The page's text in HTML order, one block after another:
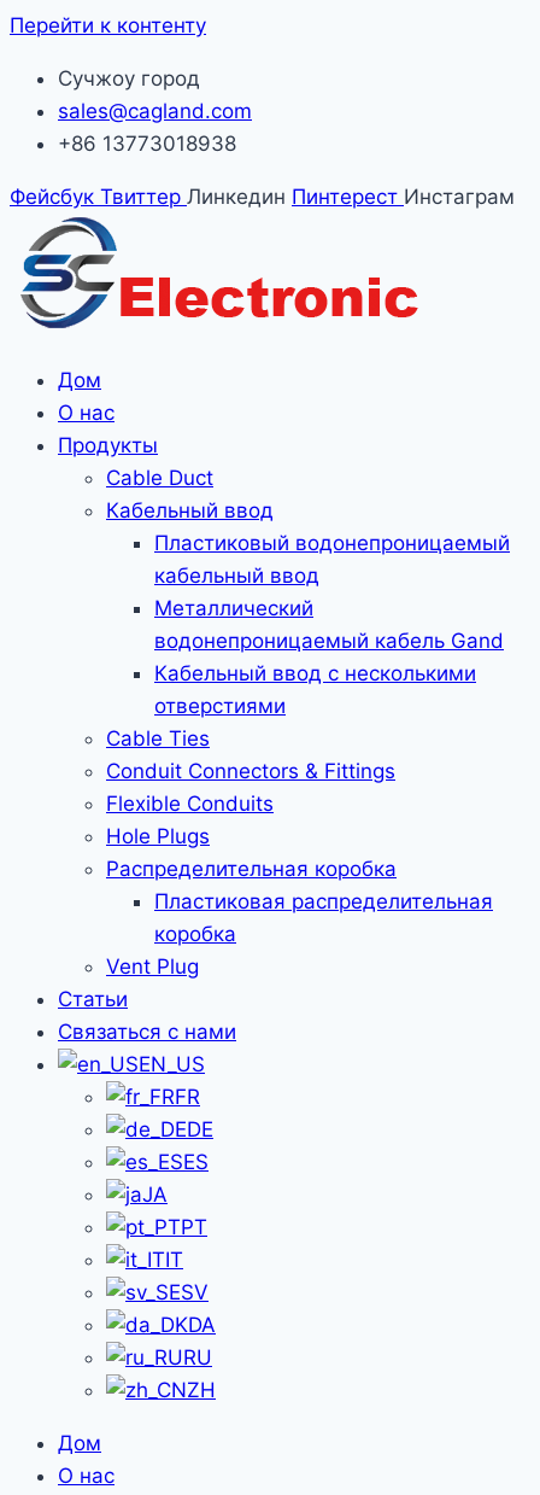
Перейти к контенту
Сучжоу город
sales@cagland.com
+86 13773018938
Фейсбук Твиттер Линкедин Пинтерест Инстаграм
Дом
О нас
Продукты
Cable Duct
Кабельный ввод
Пластиковый водонепроницаемый
кабельный ввод
Металлический
водонепроницаемый кабель Gand
Кабельный ввод с несколькими
отверстиями
Cable Ties
Conduit Connectors & Fittings
Flexible Conduits
Hole Plugs
Распределительная коробка
Пластиковая распределительная
коробка
Vent Plug
Статьи
Связаться с нами
EN_US
FR
DE
ES
JA
PT
IT
SV
DA
RU
ZH
Дом
О нас